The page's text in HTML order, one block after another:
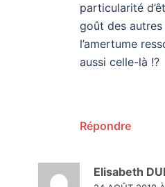
particularité
goût des autres
l’amertume
aussi celle-là !?
Répondre
Elisabeth